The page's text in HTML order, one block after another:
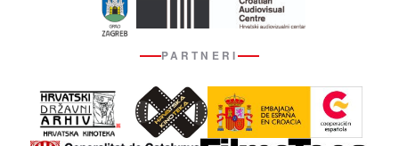
PARTNERI